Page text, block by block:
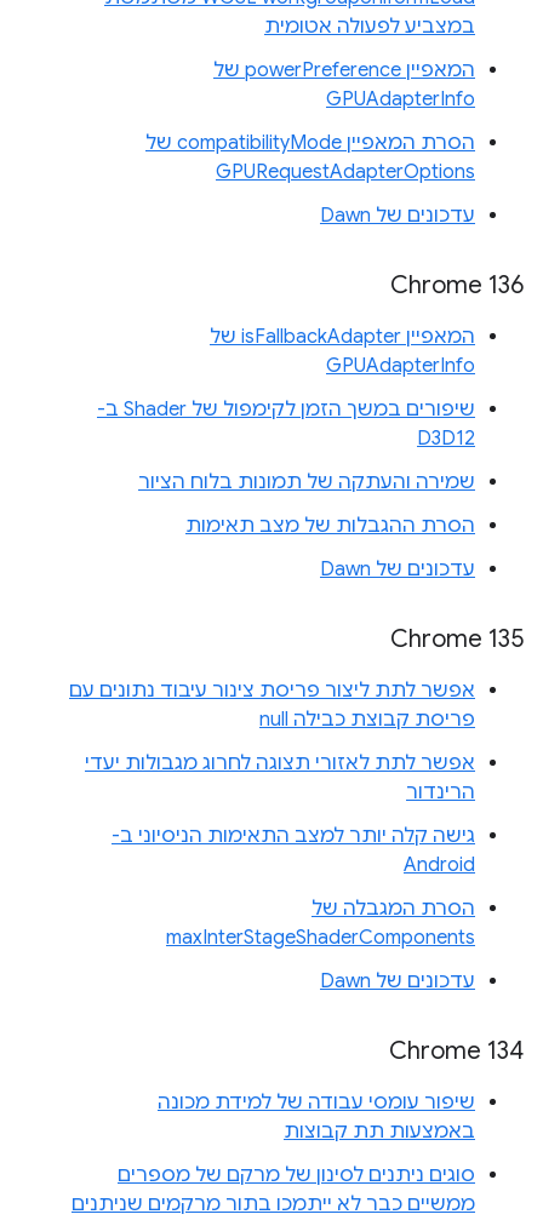
במצביע לפעולה אטומית
המאפיין powerPreference של
GPUAdapterInfo
הסרת המאפיין compatibilityMode של
GPURequestAdapterOptions
עדכונים של Dawn
Chrome 136
המאפיין isFallbackAdapter של
GPUAdapterInfo
שיפורים במשך הזמן לקימפול של Shader ב-
D3D12
שמירה והעתקה של תמונות בלוח הציור
הסרת ההגבלות של מצב תאימות
עדכונים של Dawn
Chrome 135
אפשר לתת ליצור פריסת צינור עיבוד נתונים עם
פריסת קבוצת כבילה null
אפשר לתת לאזורי תצוגה לחרוג מגבולות יעדי
הרינדור
גישה קלה יותר למצב התאימות הניסיוני ב-
Android
הסרת המגבלה של
maxInterStageShaderComponents
עדכונים של Dawn
Chrome 134
שיפור עומסי עבודה של למידת מכונה
באמצעות תת קבוצות
סוגים ניתנים לסינון של מרקם של מספרים
ממשיים כבר לא ייתמכו בתור מרקמים שניתנים